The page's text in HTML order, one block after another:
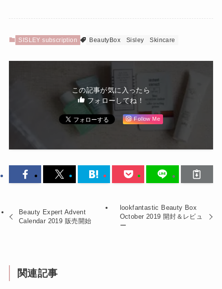
SISLEY subscription BeautyBox Sisley Skincare
この記事が気に入ったら
フォローしてね！
Follow Me
Beauty Expert Advent
Calendar 2019 販売開始
lookfantastic Beauty Box
October 2019 開封＆レビュ
ー
関連記事